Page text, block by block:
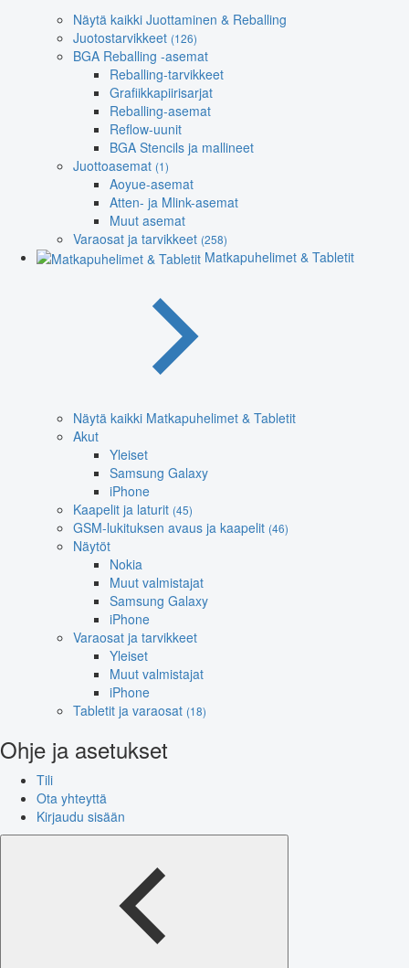
Näytä kaikki Juottaminen & Reballing
Juotostarvikkeet (126)
BGA Reballing -asemat
Reballing-tarvikkeet
Grafiikkapiirisarjat
Reballing-asemat
Reflow-uunit
BGA Stencils ja mallineet
Juottoasemat (1)
Aoyue-asemat
Atten- ja Mlink-asemat
Muut asemat
Varaosat ja tarvikkeet (258)
Matkapuhelimet & Tabletit
Näytä kaikki Matkapuhelimet & Tabletit
Akut
Yleiset
Samsung Galaxy
iPhone
Kaapelit ja laturit (45)
GSM-lukituksen avaus ja kaapelit (46)
Näytöt
Nokia
Muut valmistajat
Samsung Galaxy
iPhone
Varaosat ja tarvikkeet
Yleiset
Muut valmistajat
iPhone
Tabletit ja varaosat (18)
Ohje ja asetukset
Tili
Ota yhteyttä
Kirjaudu sisään